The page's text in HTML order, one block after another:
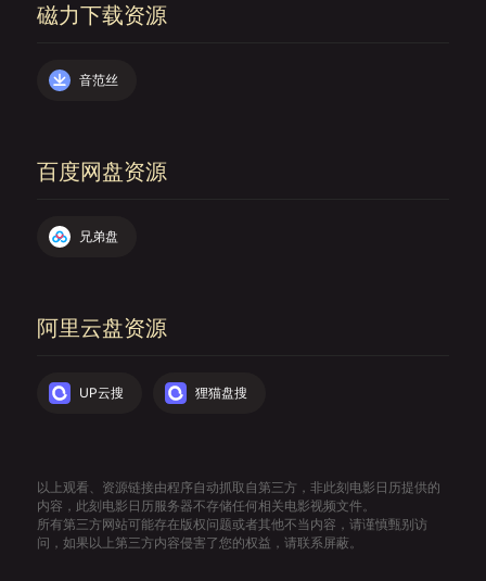
磁力下载资源
音范丝
百度网盘资源
兄弟盘
阿里云盘资源
UP云搜 狸猫盘搜
以上观看、资源链接由程序自动抓取自第三方，非此刻电影日历提供的
内容，此刻电影日历服务器不存储任何相关电影视频文件。
所有第三方网站可能存在版权问题或者其他不当内容，请谨慎甄别访
问，如果以上第三方内容侵害了您的权益，请联系屏蔽。